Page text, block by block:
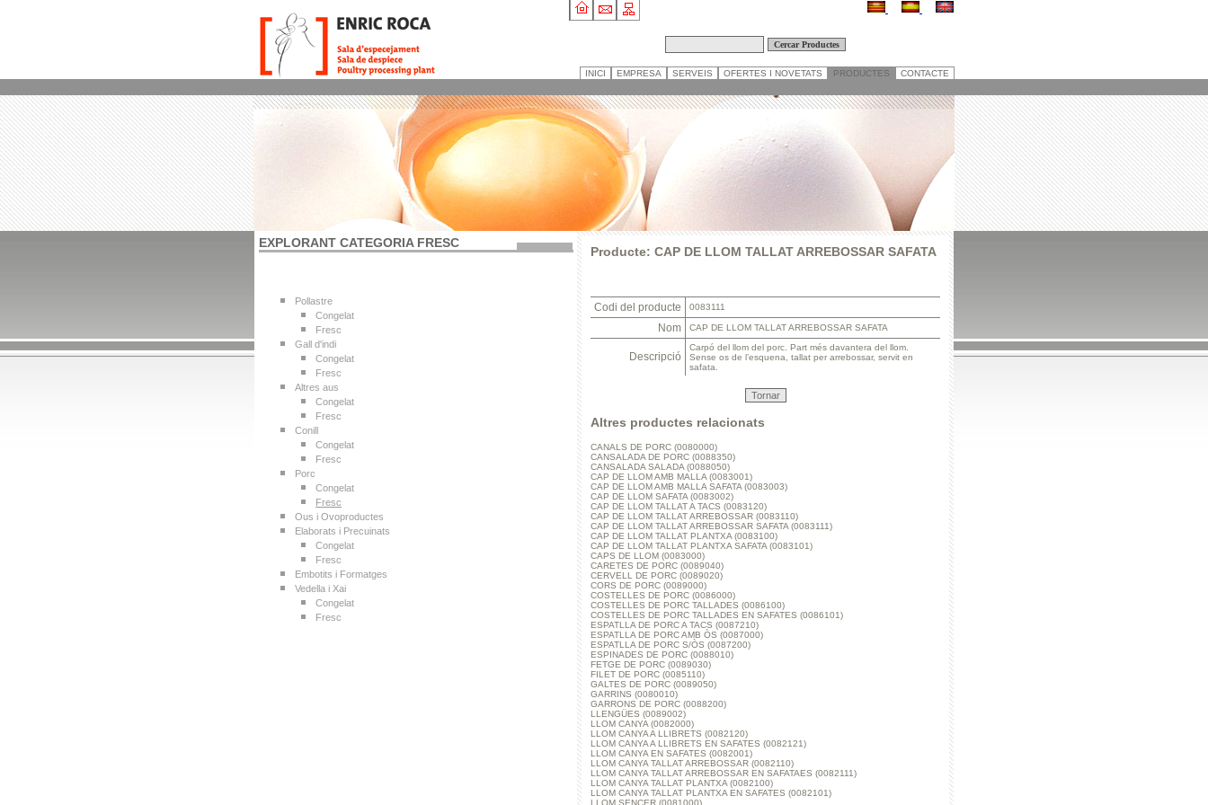
INICI EMPRESA SERVEIS OFERTES I NOVETATS PRODUCTES CONTACTE
EXPLORANT CATEGORIA FRESC
Pollastre
Congelat
Fresc
Gall d'indi
Congelat
Fresc
Altres aus
Congelat
Fresc
Conill
Congelat
Fresc
Porc
Congelat
Fresc
Ous i Ovoproductes
Elaborats i Precuinats
Congelat
Fresc
Embotits i Formatges
Vedella i Xai
Congelat
Fresc
Producte: CAP DE LLOM TALLAT ARREBOSSAR SAFATA
Codi del producte 0083111
Nom CAP DE LLOM TALLAT ARREBOSSAR SAFATA
Descripció
Carpó del llom del porc. Part més davantera del llom.
Sense os de l’esquena, tallat per arrebossar, servit en
safata.
Tornar
Altres productes relacionats
CANALS DE PORC (0080000)
CANSALADA DE PORC (0088350)
CANSALADA SALADA (0088050)
CAP DE LLOM AMB MALLA (0083001)
CAP DE LLOM AMB MALLA SAFATA (0083003)
CAP DE LLOM SAFATA (0083002)
CAP DE LLOM TALLAT A TACS (0083120)
CAP DE LLOM TALLAT ARREBOSSAR (0083110)
CAP DE LLOM TALLAT ARREBOSSAR SAFATA (0083111)
CAP DE LLOM TALLAT PLANTXA (0083100)
CAP DE LLOM TALLAT PLANTXA SAFATA (0083101)
CAPS DE LLOM (0083000)
CARETES DE PORC (0089040)
CERVELL DE PORC (0089020)
CORS DE PORC (0089000)
COSTELLES DE PORC (0086000)
COSTELLES DE PORC TALLADES (0086100)
COSTELLES DE PORC TALLADES EN SAFATES (0086101)
ESPATLLA DE PORC A TACS (0087210)
ESPATLLA DE PORC AMB ÒS (0087000)
ESPATLLA DE PORC S/ÒS (0087200)
ESPINADES DE PORC (0088010)
FETGE DE PORC (0089030)
FILET DE PORC (0085110)
GALTES DE PORC (0089050)
GARRINS (0080010)
GARRONS DE PORC (0088200)
LLENGÜES (0089002)
LLOM CANYA (0082000)
LLOM CANYA A LLIBRETS (0082120)
LLOM CANYA A LLIBRETS EN SAFATES (0082121)
LLOM CANYA EN SAFATES (0082001)
LLOM CANYA TALLAT ARREBOSSAR (0082110)
LLOM CANYA TALLAT ARREBOSSAR EN SAFATAES (0082111)
LLOM CANYA TALLAT PLANTXA (0082100)
LLOM CANYA TALLAT PLANTXA EN SAFATES (0082101)
LLOM SENCER (0081000)